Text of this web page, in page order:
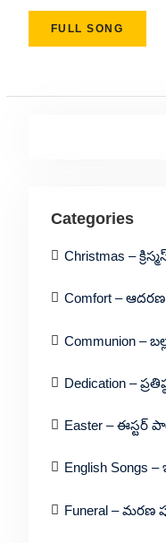
FULL SONG
Categories
Christmas –
Comfort –
Communion –
Dedication –
Easter – ఈస్టర్
English Songs
Funeral – మరణ